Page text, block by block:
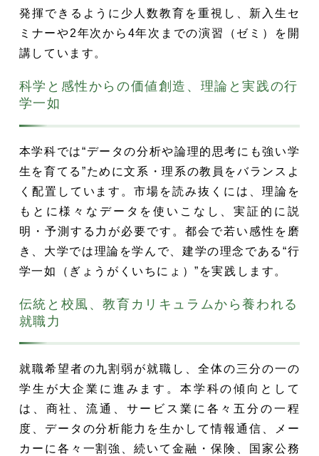
発揮できるように少人数教育を重視し、新入生セ
ミナーや2年次から4年次までの演習（ゼミ）を開
講しています。
科学と感性からの価値創造、理論と実践の行
学一如
本学科では“データの分析や論理的思考にも強い学
生を育てる”ために文系・理系の教員をバランスよ
く配置しています。市場を読み抜くには、理論を
もとに様々なデータを使いこなし、実証的に説
明・予測する力が必要です。都会で若い感性を磨
き、大学では理論を学んで、建学の理念である“行
学一如（ぎょうがくいちにょ）”を実践します。
伝統と校風、教育カリキュラムから養われる
就職力
就職希望者の九割弱が就職し、全体の三分の一の
学生が大企業に進みます。本学科の傾向として
は、商社、流通、サービス業に各々五分の一程
度、データの分析能力を生かして情報通信、メー
カーに各々一割強、続いて金融・保険、国家公務